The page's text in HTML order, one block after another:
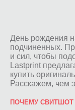
День рождения
подчиненных.
и сил, чтобы
Lastprint
купить
Расскажем, чем
ПОЧЕМУ СВИТШОТ